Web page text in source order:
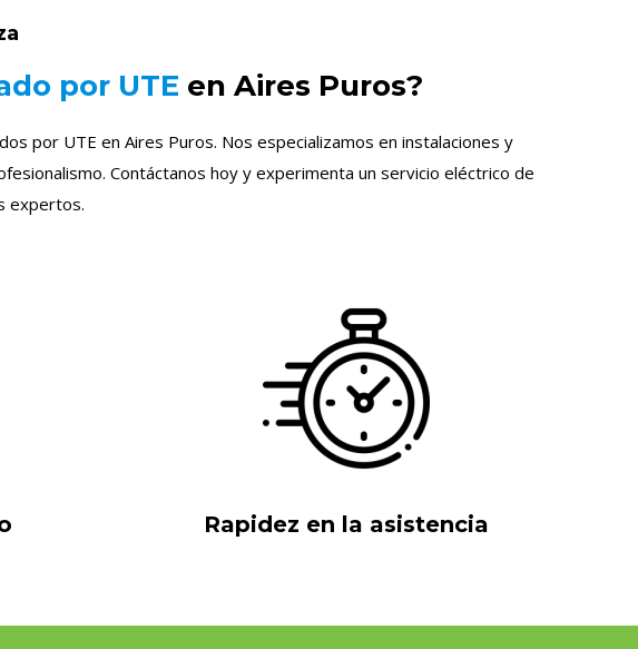
por UTE en Aires Puros?
por UTE en Aires Puros. Nos especializamos en instalaciones y
Contáctanos hoy y experimenta un servicio eléctrico de
expertos.
Rapidez en la asistencia